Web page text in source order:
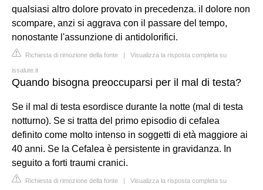
qualsiasi altro dolore provato in precedenza. il dolore non
scompare, anzi si aggrava con il passare del tempo,
nonostante l'assunzione di antidolorifici.
Richiesta di rimozione della fonte | Visualizza la risposta completa su
issalute.it
Quando bisogna preoccuparsi per il mal di testa?
Se il mal di testa esordisce durante la notte (mal di testa
notturno). Se si tratta del primo episodio di cefalea
definito come molto intenso in soggetti di età maggiore ai
40 anni. Se la Cefalea è persistente in gravidanza. In
seguito a forti traumi cranici.
Richiesta di rimozione della fonte | Visualizza la risposta completa su